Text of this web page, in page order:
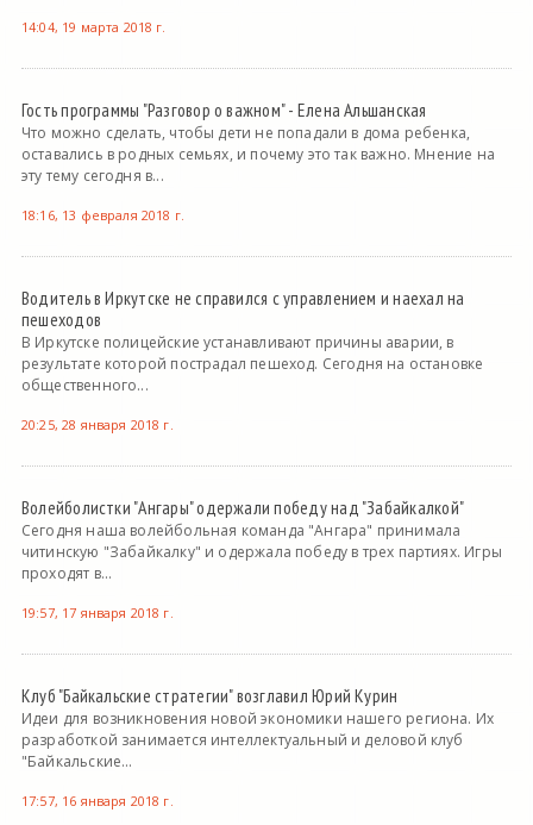
14:04, 19 марта 2018 г.
Гость программы "Разговор о важном" - Елена Альшанская
Что можно сделать, чтобы дети не попадали в дома ребенка,
оставались в родных семьях, и почему это так важно. Мнение на
эту тему сегодня в...
18:16, 13 февраля 2018 г.
Водитель в Иркутске не справился с управлением и наехал на
пешеходов
В Иркутске полицейские устанавливают причины аварии, в
результате которой пострадал пешеход. Сегодня на остановке
общественного...
20:25, 28 января 2018 г.
Волейболистки "Ангары" одержали победу над "Забайкалкой"
Сегодня наша волейбольная команда "Ангара" принимала
читинскую "Забайкалку" и одержала победу в трех партиях. Игры
проходят в...
19:57, 17 января 2018 г.
Клуб "Байкальские стратегии" возглавил Юрий Курин
Идеи для возникновения новой экономики нашего региона. Их
разработкой занимается интеллектуальный и деловой клуб
"Байкальские...
17:57, 16 января 2018 г.